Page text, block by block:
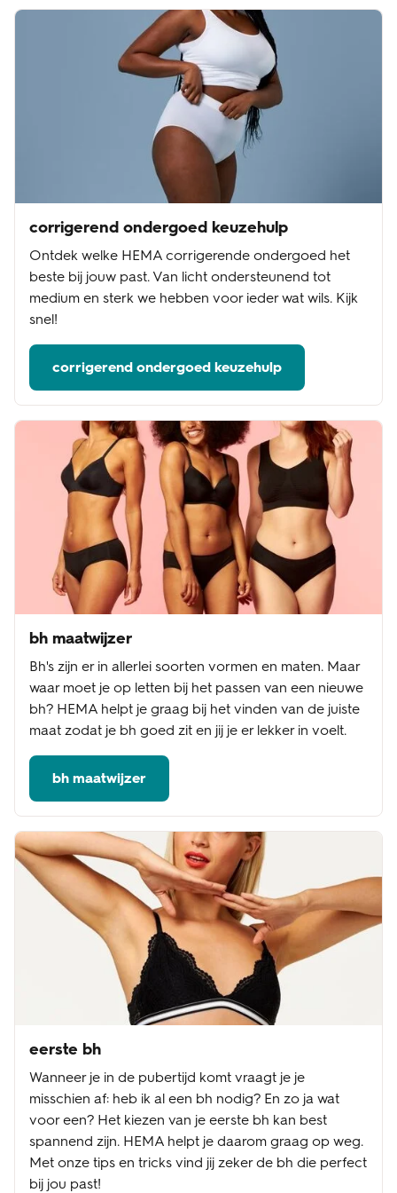
corrigerend ondergoed keuzehulp
Ontdek welke HEMA corrigerende ondergoed het
beste bij jouw past. Van licht ondersteunend tot
medium en sterk we hebben voor ieder wat wils. Kijk
snel!
corrigerend ondergoed keuzehulp
bh maatwijzer
Bh's zijn er in allerlei soorten vormen en maten. Maar
waar moet je op letten bij het passen van een nieuwe
bh? HEMA helpt je graag bij het vinden van de juiste
maat zodat je bh goed zit en jij je er lekker in voelt.
bh maatwijzer
eerste bh
Wanneer je in de pubertijd komt vraagt je je
misschien af: heb ik al een bh nodig? En zo ja wat
voor een? Het kiezen van je eerste bh kan best
spannend zijn. HEMA helpt je daarom graag op weg.
Met onze tips en tricks vind jij zeker de bh die perfect
bij jou past!